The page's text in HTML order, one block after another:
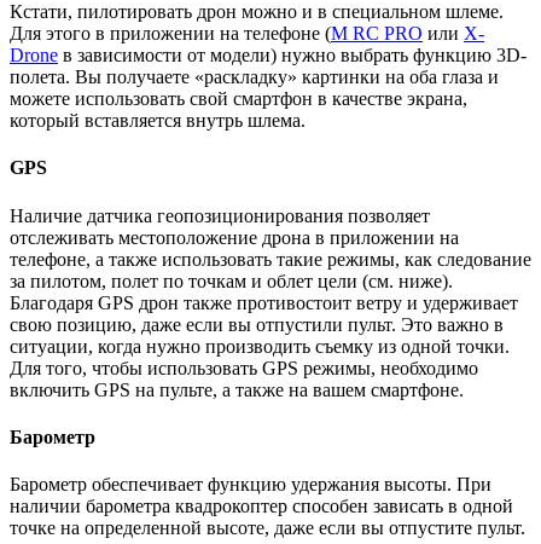
Кстати, пилотировать дрон можно и в специальном шлеме.
Для этого в приложении на телефоне (M RC PRO или X-
Drone в зависимости от модели) нужно выбрать функцию 3D-
полета. Вы получаете «раскладку» картинки на оба глаза и
можете использовать свой смартфон в качестве экрана,
который вставляется внутрь шлема.
GPS
Наличие датчика геопозиционирования позволяет
отслеживать местоположение дрона в приложении на
телефоне, а также использовать такие режимы, как следование
за пилотом, полет по точкам и облет цели (см. ниже).
Благодаря GPS дрон также противостоит ветру и удерживает
свою позицию, даже если вы отпустили пульт. Это важно в
ситуации, когда нужно производить съемку из одной точки.
Для того, чтобы использовать GPS режимы, необходимо
включить GPS на пульте, а также на вашем смартфоне.
Барометр
Барометр обеспечивает функцию удержания высоты. При
наличии барометра квадрокоптер способен зависать в одной
точке на определенной высоте, даже если вы отпустите пульт.